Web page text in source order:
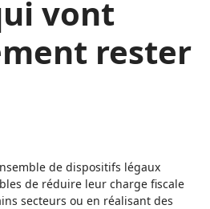
vont
rester
de dispositifs légaux
de réduire leur charge fiscale
secteurs ou en réalisant des